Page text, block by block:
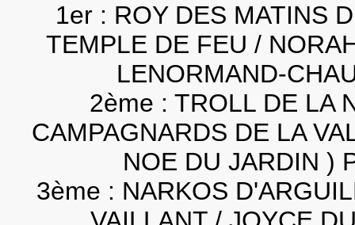
1er : ROY DES MATINS
TEMPLE DE FEU /
LENORMAND-
2ème : TROLL DE LA
CAMPAGNARDS DE LA
NOE DU JARDIN )
3ème : NARKOS